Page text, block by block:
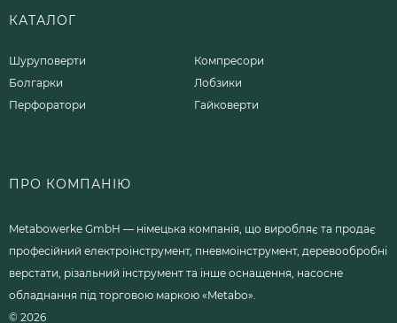
КАТАЛОГ
Шуруповерти
Болгарки
Перфоратори
Компресори
Лобзики
Гайковерти
ПРО КОМПАНІЮ
Metabowerke GmbH — німецька компанія, що виробляє та продає
професійний електроінструмент, пневмоінструмент, деревообробні
верстати, різальний інструмент та інше оснащення, насосне
обладнання під торговою маркою «Metabo».
© 2026